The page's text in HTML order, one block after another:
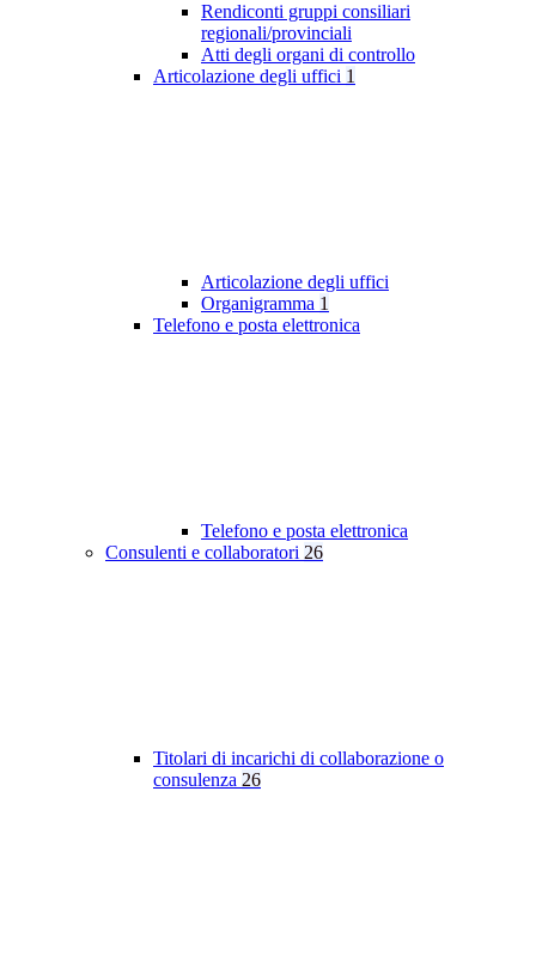
Rendiconti gruppi consiliari
regionali/provinciali
Atti degli organi di controllo
Articolazione degli uffici 1
Articolazione degli uffici
Organigramma 1
Telefono e posta elettronica
Telefono e posta elettronica
Consulenti e collaboratori 26
Titolari di incarichi di collaborazione o
consulenza 26